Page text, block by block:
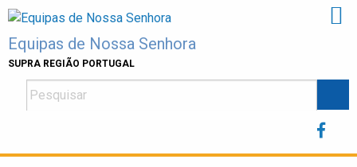
Skip
content
Equipas de Nossa Senhora
SUPRA REGIÃO PORTUGAL